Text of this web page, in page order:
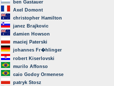
ben Gastauer
Axel Domont
christopher Hamilton
janez Brajkovic
damien Howson
maciej Paterski
johannes Fr�hlinger
robert Kiserlovski
murilo Affonso
caio Godoy Ormenese
patryk Stosz